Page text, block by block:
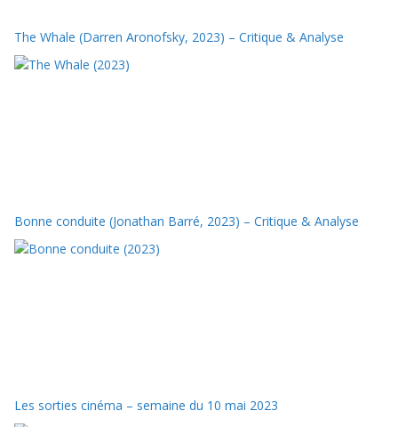
The Whale (Darren Aronofsky, 2023) – Critique & Analyse
Bonne conduite (Jonathan Barré, 2023) – Critique & Analyse
Les sorties cinéma – semaine du 10 mai 2023